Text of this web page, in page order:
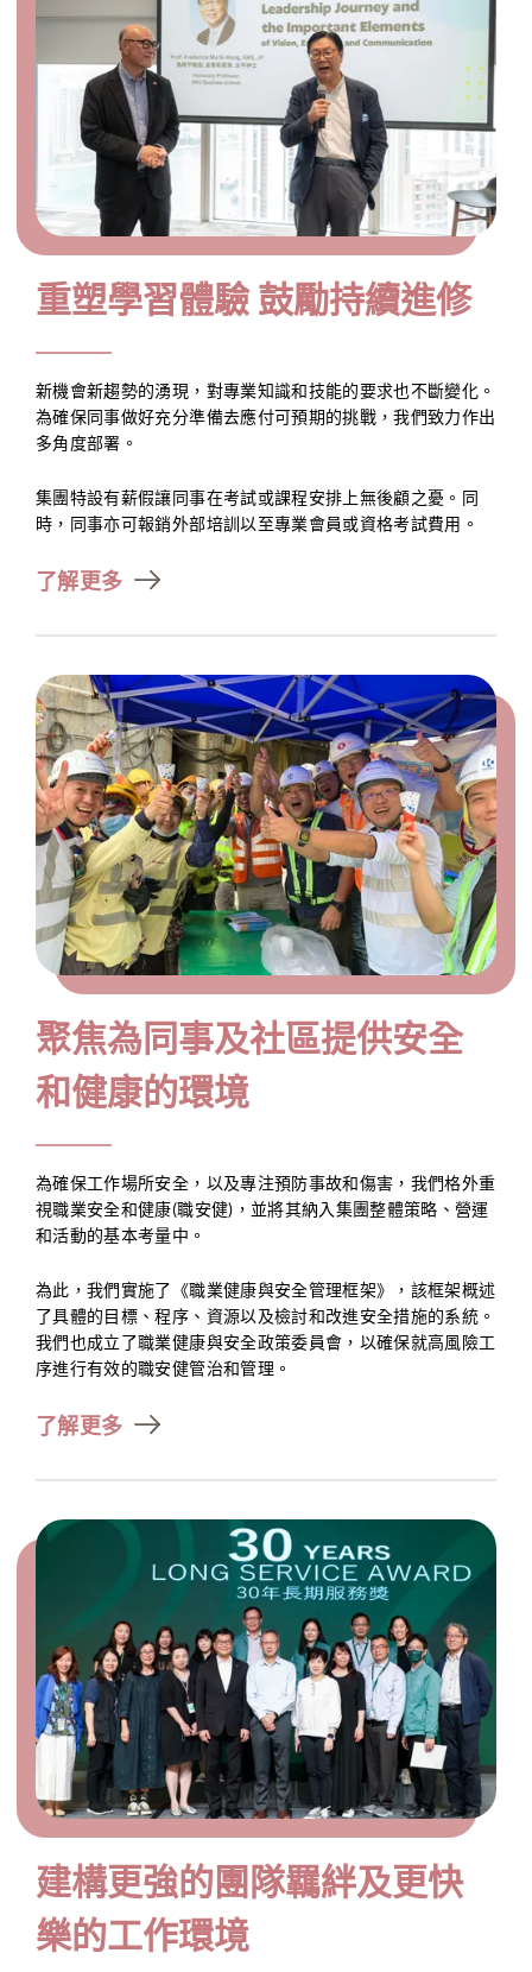
重塑學習體驗 鼓勵持續進修
新機會新趨勢的湧現，對專業知識和技能的要求也不斷變化。
為確保同事做好充分準備去應付可預期的挑戰，我們致力作出
多角度部署。
集團特設有薪假讓同事在考試或課程安排上無後顧之憂。同
時，同事亦可報銷外部培訓以至專業會員或資格考試費用。
了解更多
聚焦為同事及社區提供安全
和健康的環境
為確保工作場所安全，以及專注預防事故和傷害，我們格外重
視職業安全和健康(職安健)，並將其納入集團整體策略、營運
和活動的基本考量中。
為此，我們實施了《職業健康與安全管理框架》，該框架概述
了具體的目標、程序、資源以及檢討和改進安全措施的系統。
我們也成立了職業健康與安全政策委員會，以確保就高風險工
序進行有效的職安健管治和管理。
了解更多
建構更強的團隊羈絆及更快
樂的工作環境